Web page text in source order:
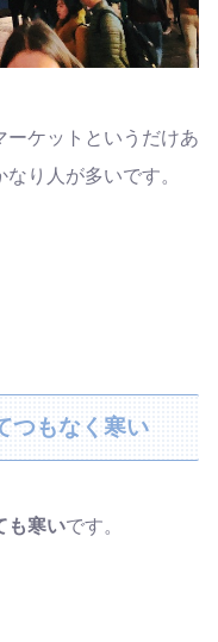
ーケットというだけあ
り人が多いです。
つもなく寒い
も寒いです。